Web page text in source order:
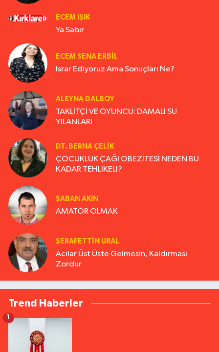
ECEM IŞIK
Ya Sabır
ECEM SENA ERBIL
Israr Ediyoruz Ama Sonuçları Ne?
ALEYNA DALBOY
TAKLİTÇİ VE OYUNCU: DAMALI SU
YILANLARI
DT. BERNA ÇELIK
ÇOCUKLUK ÇAĞI OBEZİTESİ NEDEN BU
KADAR TEHLİKELİ?
ŞABAN AKIN
AMATÖR OLMAK
ŞERAFETTIN URAL
Acılar Üst Üste Gelmesin, Kaldırması
Zordur
Trend Haberler
1